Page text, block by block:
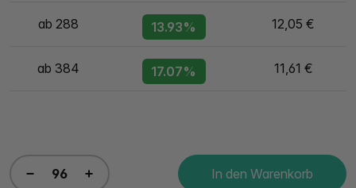
ab 288 13.93% 12,05 €
ab 384 17.07% 11,61 €
In den Warenkorb